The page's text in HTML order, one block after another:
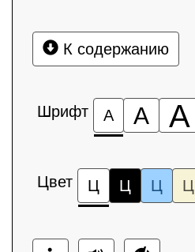
К содержанию
Шрифт А А А
Цвет Ц Ц Ц Ц